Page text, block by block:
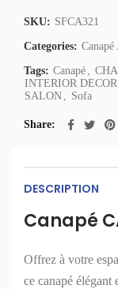
SKU: SFCA321
Categories:
Tags: Canapé ,
INTERIOR DECOR
SALON , Sofa
Share
DESCRIPTION
Canapé
Offrez à votre
ce canapé